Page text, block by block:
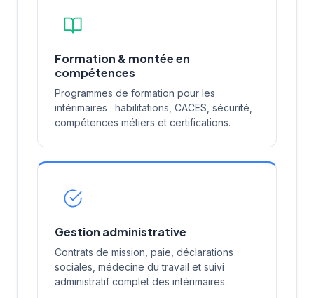
Formation & montée en
compétences
Programmes de formation pour les
intérimaires : habilitations, CACES, sécurité,
compétences métiers et certifications.
Gestion administrative
Contrats de mission, paie, déclarations
sociales, médecine du travail et suivi
administratif complet des intérimaires.